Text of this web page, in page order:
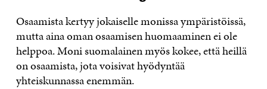
Osaamista kertyy jokaiselle monissa ympäristöissä,
mutta aina oman osaamisen huomaaminen ei ole
helppoa. Moni suomalainen myös kokee, että heillä
on osaamista, jota voisivat hyödyntää
yhteiskunnassa enemmän.